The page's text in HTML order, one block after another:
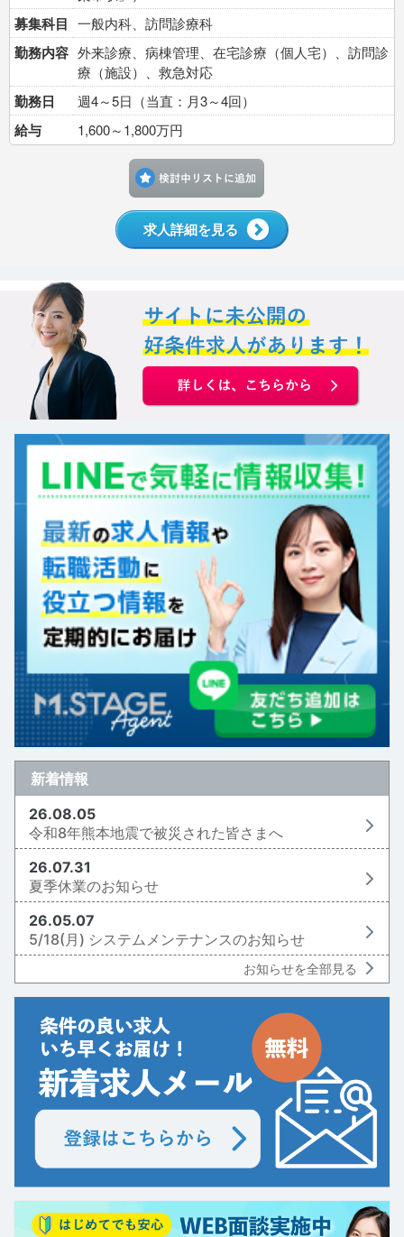
募集科目 一般内科、訪問診療科
勤務内容 外来診療、病棟管理、在宅診療（個人宅）、訪問診
療（施設）、救急対応
勤務日 週4～5日（当直：月3～4回）
給与 1,600～1,800万円
求人詳細を見る
新着情報
26.08.05
令和8年熊本地震で被災された皆さまへ
26.07.31
夏季休業のお知らせ
26.05.07
5/18(月) システムメンテナンスのお知らせ
お知らせを全部見る